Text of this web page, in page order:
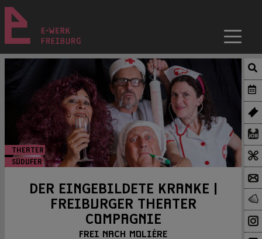
THEATER
SÜDUFER
DER EINGEBILDETE KRANKE |
FREIBURGER THEATER
COMPAGNIE
FREI NACH MOLIÈRE